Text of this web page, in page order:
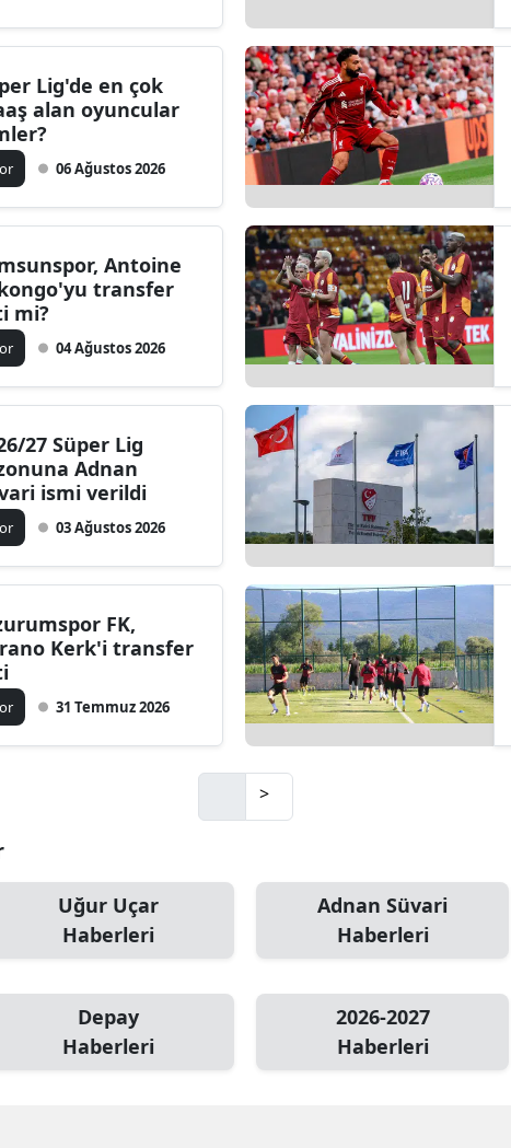
Denizli
Erzincan
Giresun
Isparta
Kayseri
Kırklareli
Kocaeli
Lig'de en çok
alan oyuncular
06 Ağustos 2026
Antoine
transfer
mi?
04 Ağustos 2026
27 Süper Lig
Adnan
ismi verildi
03 Ağustos 2026
FK,
Kerk'i transfer
31 Temmuz 2026
>
Uğur Uçar
Haberleri
Adnan Süvari
Haberleri
Depay
Haberleri
2026-2027
Haberleri